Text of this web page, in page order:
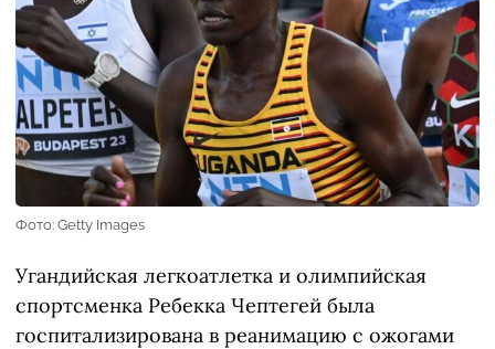
Фото: Getty Images
Угандийская легкоатлетка и олимпийская
спортсменка Ребекка Чептегей была
госпитализирована в реанимацию с ожогами